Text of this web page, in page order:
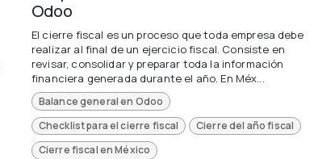
Odoo
El cierre fiscal es un proceso que toda empresa debe
realizar al final de un ejercicio fiscal. Consiste en
revisar, consolidar y preparar toda la información
financiera generada durante el año. En Méx...
Balance general en Odoo
Checklist para el cierre fiscal
Cierre del año fiscal
Cierre fiscal en México